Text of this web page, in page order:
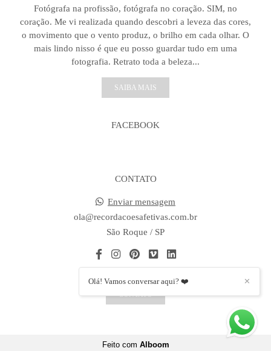
Fotógrafa na profissão, fotógrafa no coração. SIM, no
coração. Me vi realizada quando descobri a leveza das cores,
o movimento que o vento produz, o brilho em cada olhar. O
mais lindo nisso é que eu posso guardar tudo em uma
fotografia. Retrato toda a beleza...
SAIBA MAIS
FACEBOOK
CONTATO
Enviar mensagem
ola@recordacoesafetivas.com.br
São Roque / SP
CONTATO
✕
Olá! Vamos conversar aqui? ❤️
Feito com Alboom